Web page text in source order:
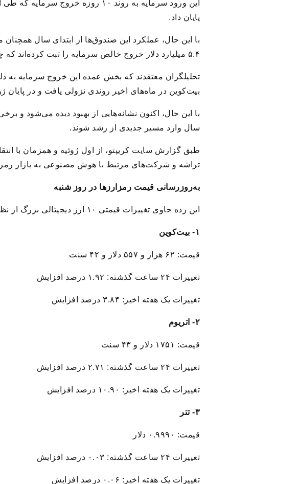
پایان داد.
۵.۴ میلیارد دلار خروج خالص سرمایه را ثبت کرده‌اند که چهار میلیارد دلار از این رقم فقط در ژوئن از این صندوق‌ها خارج شده است.
تحلیلگران معتقدند که بخش عمده این خروج سرمایه به
بیت‌کوین در ماه‌های اخیر روندی نزولی یافت و در پایان ژوئن، به حدود ۵۸ هزار دلار -پایین‌ترین سطح
با این حال، اکنون نشانه‌هایی از بهبود دیده می‌شود و
سال وارد مسیر جدیدی از رشد شوند.
طبق گزارش سایت کریپتو، از اول ژوئیه و همزمان با
تراشه و شرکت‌های مرتبط با هوش مصنوعی به بازار رمزارزها تاکنون، قیمت
به‌روزرسانی قیمت رمزارزها در روز شنبه
این رده حاوی تغییرات قیمتی ۱۰ ارز دیجیتالی بزرگ از نظر ارزش بازار است.
۱- بیت‌کوین
قیمت: ۶۲ هزار و ۵۵۷ دلار و ۴۲ سنت
تغییرات ۲۴ ساعت گذشته: ۱.۹۲ درصد افزایش
تغییرات یک هفته اخیر: ۳.۸۴ درصد افزایش
۲- اتریوم
قیمت: ۱۷۵۱ دلار و ۴۳ سنت
تغییرات ۲۴ ساعت گذشته: ۲.۷۱ درصد افزایش
تغییرات یک هفته اخیر: ۱۰.۹۰ درصد افزایش
۳- تتر
قیمت: ۰.۹۹۹۰ دلار
تغییرات ۲۴ ساعت گذشته: ۰.۰۳ درصد افزایش
تغییرات یک هفته اخیر: ۰.۰۶ درصد افزایش